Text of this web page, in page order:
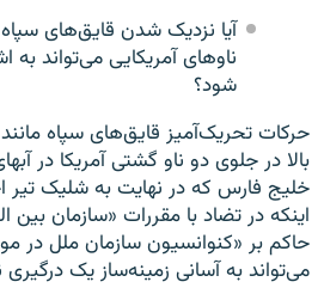
آیا نزدیک شدن قایق‌های سپاه
ناو‌های آمریکایی می‌تواند به
شود؟
حرکات تحریک‌آمیز قایق‌های سپاه
بالا در جلوی دو ناو گشتی آمریکا در
خلیج فارس که در نهایت به شلیک تیر
اینکه در تضاد با مقررات «سازمان بین
حاکم بر «کنوانسیون سازمان ملل در
می‌تواند به آسانی زمینه‌ساز یک درگیری